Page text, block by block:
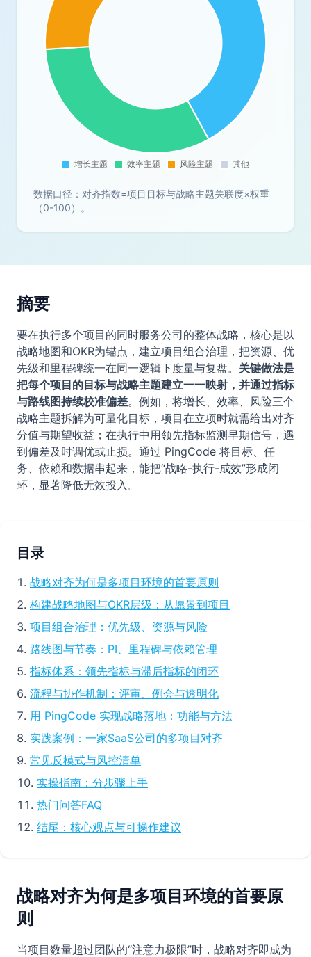
数据口径：对齐指数=项目目标与战略主题关联度×权重
（0-100）。
摘要
要在执行多个项目的同时服务公司的整体战略，核心是以
战略地图和OKR为锚点，建立项目组合治理，把资源、优
先级和里程碑统一在同一逻辑下度量与复盘。 关键做法是
把每个项目的目标与战略主题建立一一映射，并通过指标
与路线图持续校准偏差。例如，将增长、效率、风险三个
战略主题拆解为可量化目标，项目在立项时就需给出对齐
分值与期望收益；在执行中用领先指标监测早期信号，遇
到偏差及时调优或止损。通过 PingCode 将目标、任
务、依赖和数据串起来，能把“战略-执行-成效”形成闭
环，显著降低无效投入。
目录
战略对齐为何是多项目环境的首要原则
构建战略地图与OKR层级：从愿景到项目
项目组合治理：优先级、资源与风险
路线图与节奏：PI、里程碑与依赖管理
指标体系：领先指标与滞后指标的闭环
流程与协作机制：评审、例会与透明化
用 PingCode 实现战略落地：功能与方法
实践案例：一家SaaS公司的多项目对齐
常见反模式与风控清单
实操指南：分步骤上手
热门问答FAQ
结尾：核心观点与可操作建议
战略对齐为何是多项目环境的首要原
则
当项目数量超过团队的“注意力极限”时，战略对齐即成为